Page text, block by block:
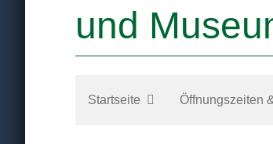
und
Startseite Öffnungszeiten